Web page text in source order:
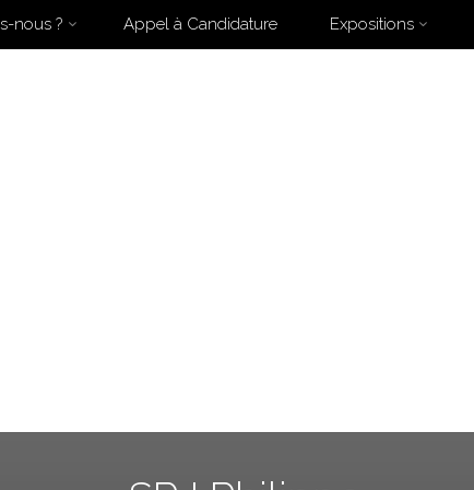
nous ? Appel à Candidature Expositions